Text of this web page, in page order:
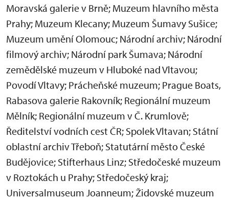
Moravská galerie v Brně; Muzeum hlavního města
Prahy; Muzeum Klecany; Muzeum Šumavy Sušice;
Muzeum umění Olomouc; Národní archiv; Národní
filmový archiv; Národní park Šumava; Národní
zemědělské muzeum v Hluboké nad Vltavou;
Povodí Vltavy; Prácheňské muzeum; Prague Boats,
Rabasova galerie Rakovník; Regionální muzeum
Mělník; Regionální muzeum v Č. Krumlově;
Ředitelství vodních cest ČR; Spolek Vltavan; Státní
oblastní archiv Třeboň; Statutární město České
Budějovice; Stifterhaus Linz; Středočeské muzeum
v Roztokách u Prahy; Středočeský kraj;
Universalmuseum Joanneum; Židovské muzeum